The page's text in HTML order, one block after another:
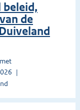
beleid,
de